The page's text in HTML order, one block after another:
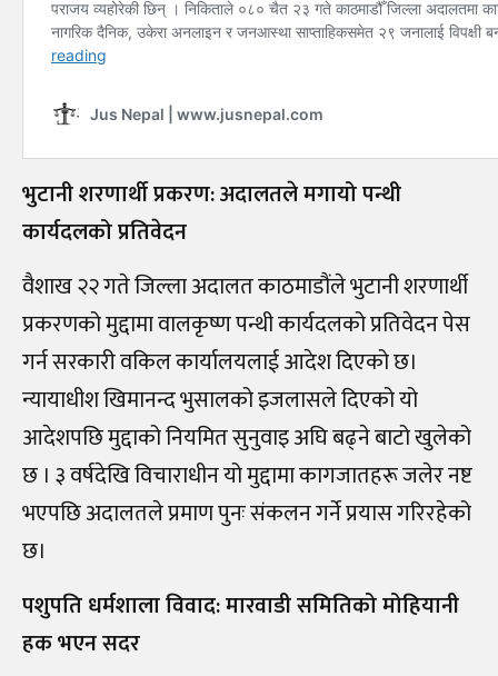
भुटानी शरणार्थी प्रकरण: अदालतले मगायो पन्थी
कार्यदलको प्रतिवेदन
वैशाख २२ गते जिल्ला अदालत काठमाडौंले भुटानी शरणार्थी
प्रकरणको मुद्दामा वालकृष्ण पन्थी कार्यदलको प्रतिवेदन पेस
गर्न सरकारी वकिल कार्यालयलाई आदेश दिएको छ।
न्यायाधीश खिमानन्द भुसालको इजलासले दिएको यो
आदेशपछि मुद्दाको नियमित सुनुवाइ अघि बढ्ने बाटो खुलेको
छ । ३ वर्षदेखि विचाराधीन यो मुद्दामा कागजातहरू जलेर नष्ट
भएपछि अदालतले प्रमाण पुनः संकलन गर्ने प्रयास गरिरहेको
छ।
पशुपति धर्मशाला विवाद: मारवाडी समितिको मोहियानी
हक भएन सदर